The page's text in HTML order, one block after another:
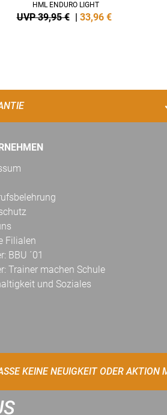
HML ENDURO LIGHT
UVP 39,95 € | 33,96 €
Filialen
BBU ´01
Trainer machen Schule
und Soziales
KEINE NEUIGKEIT ODER AKTION